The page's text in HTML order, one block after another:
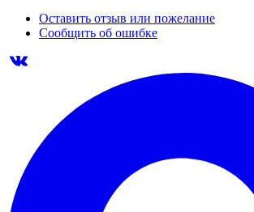
Оставить отзыв или пожелание
Сообщить об ошибке